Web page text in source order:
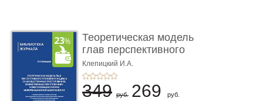
Теоретическая модель
глав перспективного
УК о ...
Клепицкий И.А.
349 руб. 269 руб.